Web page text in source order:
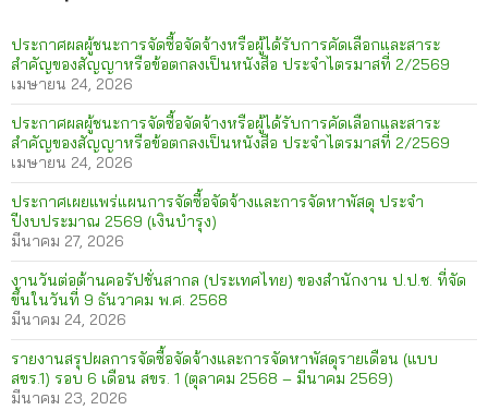
ประกาศผลผู้ชนะการจัดซื้อจัดจ้างหรือผู้ได้รับการคัดเลือกและสาระ
สำคัญของสัญญาหรือข้อตกลงเป็นหนังสือ ประจำไตรมาสที่ 2/2569
เมษายน 24, 2026
ประกาศผลผู้ชนะการจัดซื้อจัดจ้างหรือผู้ได้รับการคัดเลือกและสาระ
สำคัญของสัญญาหรือข้อตกลงเป็นหนังสือ ประจำไตรมาสที่ 2/2569
เมษายน 24, 2026
ประกาศเผยแพร่แผนการจัดซื้อจัดจ้างและการจัดหาพัสดุ ประจำ
ปีงบประมาณ 2569 (เงินบำรุง)
มีนาคม 27, 2026
งานวันต่อต้านคอรัปชั่นสากล (ประเทศไทย) ของสำนักงาน ป.ป.ช. ที่จัด
ขึ้นในวันที่ 9 ธันวาคม พ.ศ. 2568
มีนาคม 24, 2026
รายงานสรุปผลการจัดซื้อจัดจ้างและการจัดหาพัสดุรายเดือน (แบบ
สขร.1) รอบ 6 เดือน สขร. 1 (ตุลาคม 2568 – มีนาคม 2569)
มีนาคม 23, 2026